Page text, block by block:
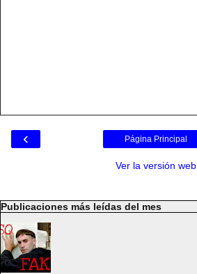
‹ Página Principal
Ver la versión web
Publicaciones más leídas del mes